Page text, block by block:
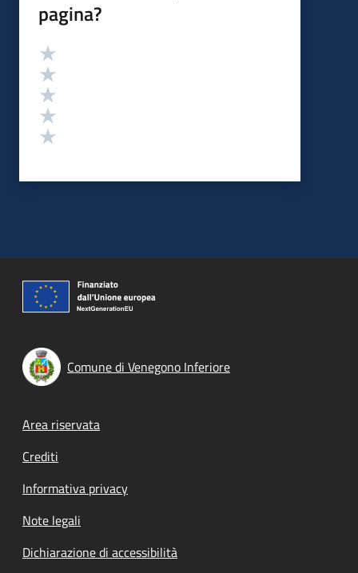
pagina?
Valutazione
Comune di Venegono Inferiore
Footer menu
Area riservata
Crediti
Informativa privacy
Note legali
Dichiarazione di accessibilità